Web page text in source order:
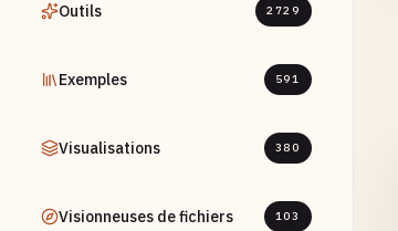
Outils 2729
Exemples 591
Visualisations 380
Visionneuses de fichiers 103